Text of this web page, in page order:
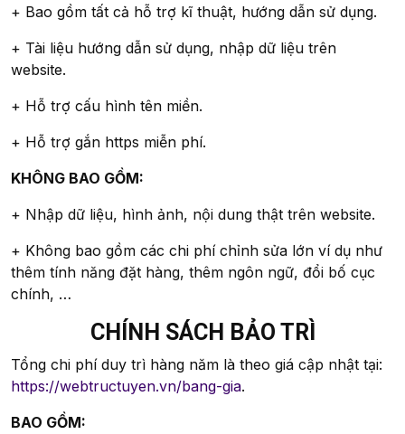
+ Bao gồm tất cả hỗ trợ kĩ thuật, hướng dẫn sử dụng.
+ Tài liệu hướng dẫn sử dụng, nhập dữ liệu trên
website.
+ Hỗ trợ cấu hình tên miền.
+ Hỗ trợ gắn https miễn phí.
KHÔNG BAO GỒM:
+ Nhập dữ liệu, hình ảnh, nội dung thật trên website.
+ Không bao gồm các chi phí chỉnh sửa lớn ví dụ như
thêm tính năng đặt hàng, thêm ngôn ngữ, đổi bố cục
chính, …
CHÍNH SÁCH BẢO TRÌ
Tổng chi phí duy trì hàng năm là theo giá cập nhật tại:
https://webtructuyen.vn/bang-gia.
BAO GỒM: